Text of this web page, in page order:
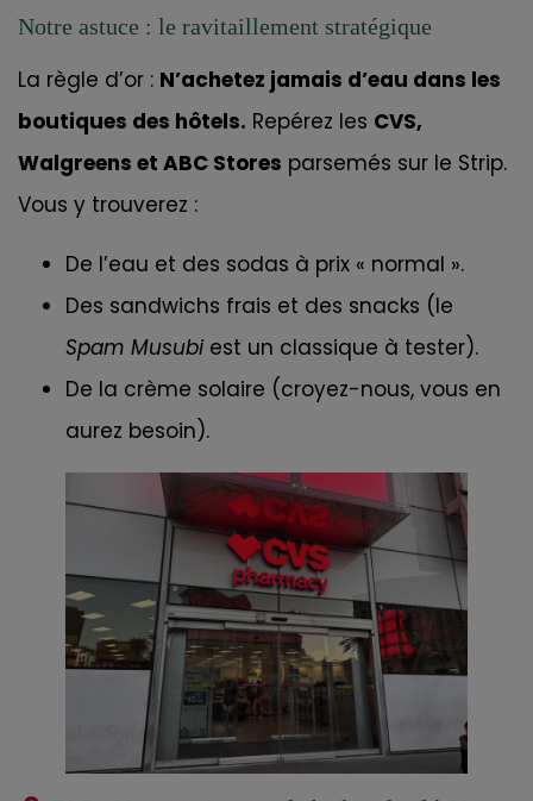
Notre astuce : le ravitaillement stratégique
La règle d’or : N’achetez jamais d’eau dans les
boutiques des hôtels. Repérez les CVS,
Walgreens et ABC Stores parsemés sur le Strip.
Vous y trouverez :
De l’eau et des sodas à prix « normal ».
Des sandwichs frais et des snacks (le
Spam Musubiest un classique à tester).
De la crème solaire (croyez-nous, vous en
aurez besoin).